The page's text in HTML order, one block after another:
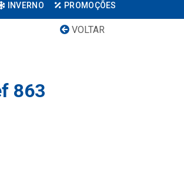
INVERNO PROMOÇÕES
VOLTAR
863